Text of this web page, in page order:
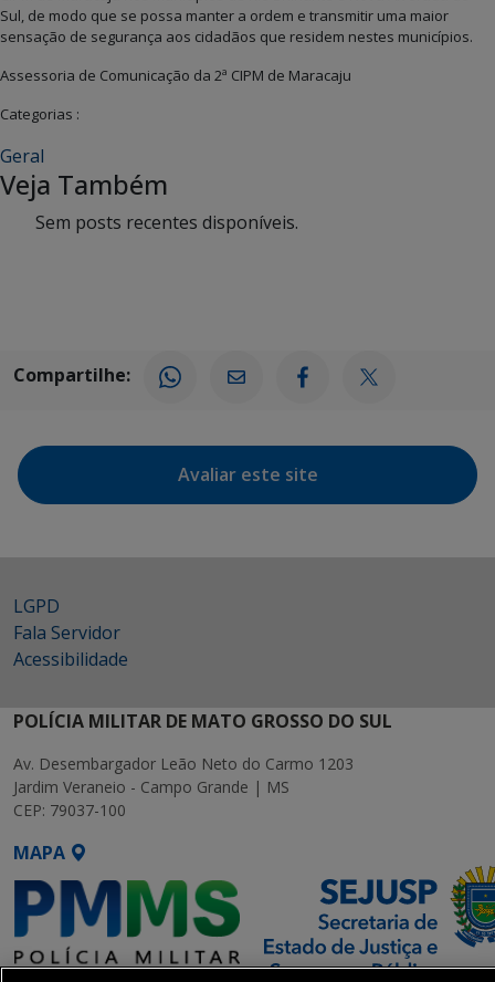
Sul, de modo que se possa manter a ordem e transmitir uma maior
sensação de segurança aos cidadãos que residem nestes municípios.
Assessoria de Comunicação da 2ª CIPM de Maracaju
Categorias :
Geral
Veja Também
Sem posts recentes disponíveis.
Compartilhe:
Avaliar este site
LGPD
Fala Servidor
Acessibilidade
POLÍCIA MILITAR DE MATO GROSSO DO SUL
Av. Desembargador Leão Neto do Carmo 1203
Jardim Veraneio - Campo Grande | MS
CEP: 79037-100
MAPA